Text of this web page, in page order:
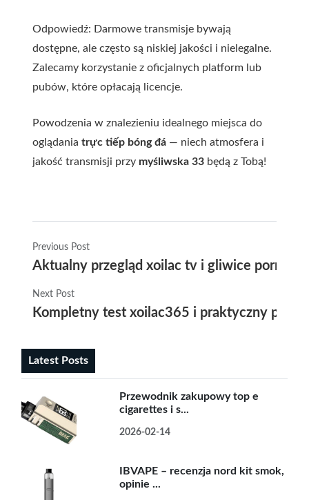
Odpowiedź: Darmowe transmisje bywają
dostępne, ale często są niskiej jakości i nielegalne.
Zalecamy korzystanie z oficjalnych platform lub
pubów, które opłacają licencje.
Powodzenia w znalezieniu idealnego miejsca do
oglądania trực tiếp bóng đá — niech atmosfera i
jakość transmisji przy myśliwska 33 będą z Tobą!
Previous Post
Aktualny przegląd xoilac tv i gliwice porn
Next Post
Kompletny test xoilac365 i praktyczny
Latest Posts
Przewodnik zakupowy top e
cigarettes i s...
2026-02-14
IBVAPE – recenzja nord kit smok,
opinie ...